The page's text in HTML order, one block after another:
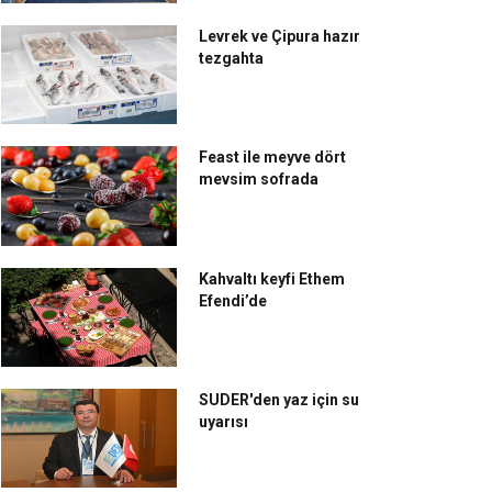
Levrek ve Çipura hazır
tezgahta
Feast ile meyve dört
mevsim sofrada
Kahvaltı keyfi Ethem
Efendi’de
SUDER'den yaz için su
uyarısı